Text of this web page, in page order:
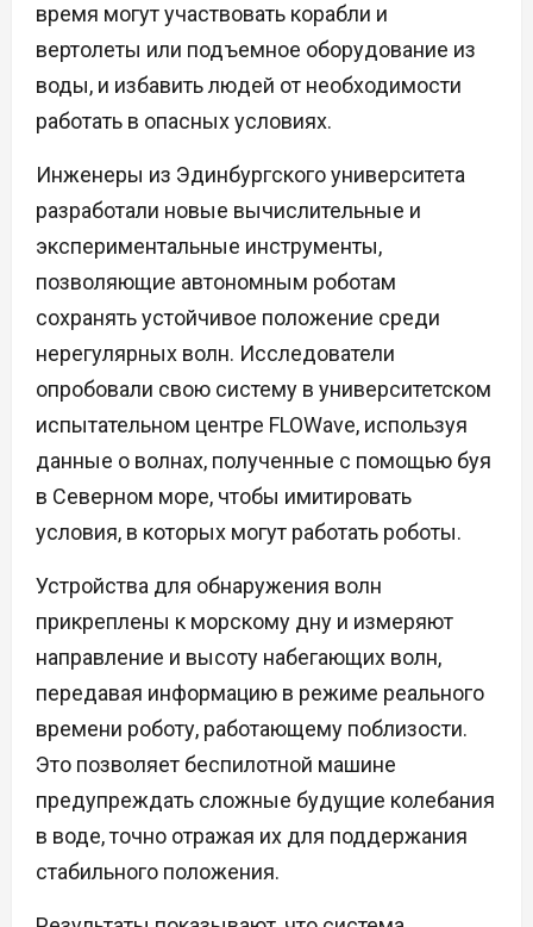
время могут участвовать корабли и
вертолеты или подъемное оборудование из
воды, и избавить людей от необходимости
работать в опасных условиях.
Инженеры из Эдинбургского университета
разработали новые вычислительные и
экспериментальные инструменты,
позволяющие автономным роботам
сохранять устойчивое положение среди
нерегулярных волн. Исследователи
опробовали свою систему в университетском
испытательном центре FLOWave, используя
данные о волнах, полученные с помощью буя
в Северном море, чтобы имитировать
условия, в которых могут работать роботы.
Устройства для обнаружения волн
прикреплены к морскому дну и измеряют
направление и высоту набегающих волн,
передавая информацию в режиме реального
времени роботу, работающему поблизости.
Это позволяет беспилотной машине
предупреждать сложные будущие колебания
в воде, точно отражая их для поддержания
стабильного положения.